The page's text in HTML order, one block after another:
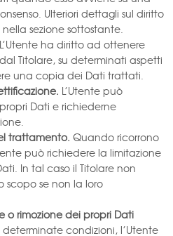
Ulteriori dettagli sul diritto
sezione sottostante.
L’Utente ha diritto ad ottenere
Titolare, su determinati aspetti
una copia dei Dati trattati.
L’Utente può
Dati e richiederne
trattamento. Quando ricorrono
può richiedere la limitazione
In tal caso il Titolare non
scopo se non la loro
rimozione dei propri Dati
condizioni, l’Utente